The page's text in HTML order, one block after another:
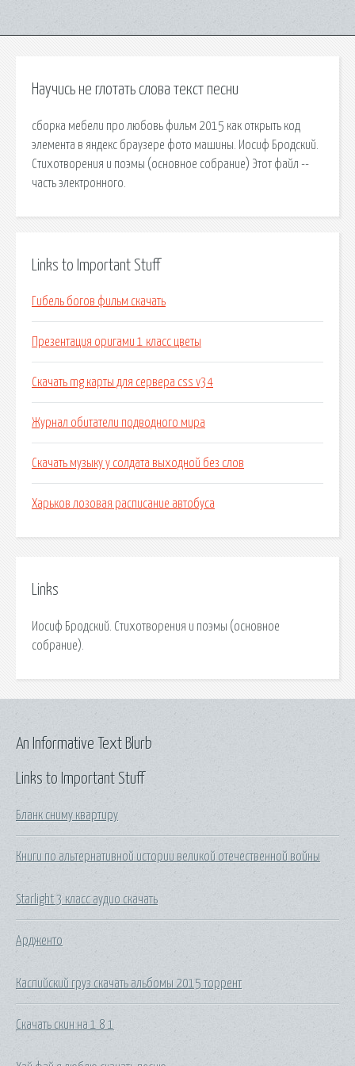
Научись не глотать слова текст песни
сборка мебели про любовь фильм 2015 как открыть код
элемента в яндекс браузере фото машины. Иосиф Бродский.
Стихотворения и поэмы (основное собрание) Этот файл --
часть электронного.
Links to Important Stuff
Гибель богов фильм скачать
Презентация оригами 1 класс цветы
Скачать mg карты для сервера css v34
Журнал обитатели подводного мира
Скачать музыку у солдата выходной без слов
Харьков лозовая расписание автобуса
Links
Иосиф Бродский. Стихотворения и поэмы (основное
собрание).
Links to Important Stuff
Бланк сниму квартиру
Книги по альтернативной истории великой отечественной войны
Starlight 3 класс аудио скачать
Ардженто
Каспийский груз скачать альбомы 2015 торрент
Скачать скин на 1 8 1
An Informative Text Blurb